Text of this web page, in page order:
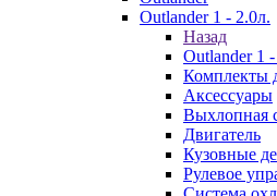
Outlander 1 - 2.0л.
Назад
Outlander 1
Комплекты
Аксессуары
Выхлопная
Двигатель
Кузовные
Рулевое